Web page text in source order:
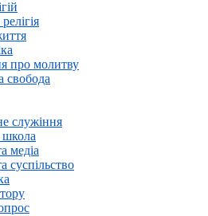
про молитву
свобода
служіння
медіа
суспільство